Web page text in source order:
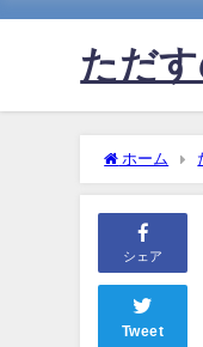
ただ
ホーム
シェア
Tweet